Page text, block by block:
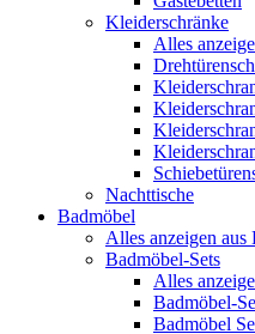
Kleiderschränke
Alles
Nachttische
Badmöbel
Alles anzeigen aus
Badmöbel-Sets
Alles
Badmöbel-
Badmöbel